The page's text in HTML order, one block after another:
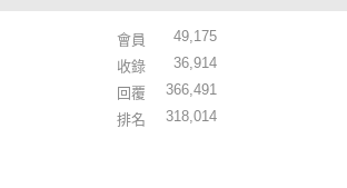
會員
49,175
收錄
36,914
回覆
366,491
排名
318,014